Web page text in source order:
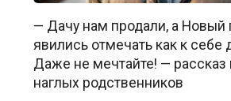
— Дачу нам продали, а Новый
явились отмечать как к себе
Даже не мечтайте! — рассказ
наглых родственников